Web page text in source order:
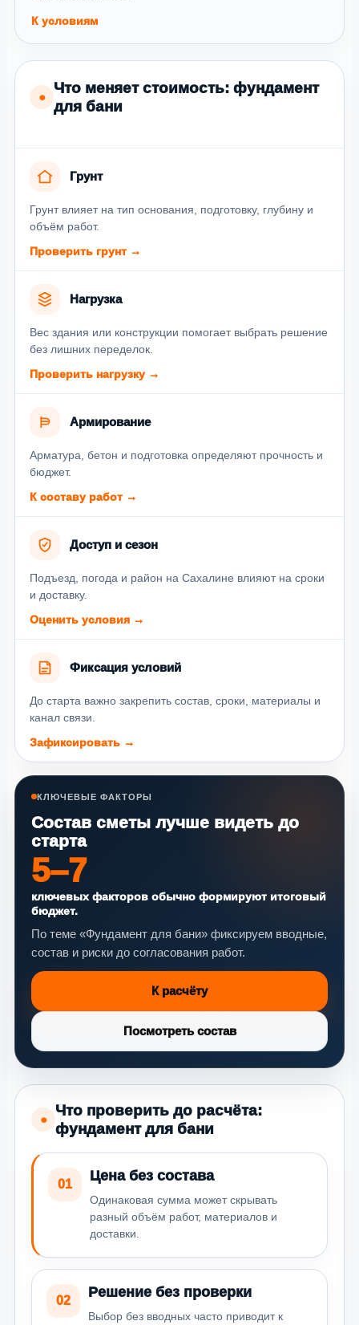
К условиям
●
Что меняет стоимость: фундамент
для бани
Грунт
Грунт влияет на тип основания, подготовку, глубину и
объём работ.
Проверить грунт →
Нагрузка
Вес здания или конструкции помогает выбрать решение
без лишних переделок.
Проверить нагрузку →
Армирование
Арматура, бетон и подготовка определяют прочность и
бюджет.
К составу работ →
Доступ и сезон
Подъезд, погода и район на Сахалине влияют на сроки
и доставку.
Оценить условия →
Фиксация условий
До старта важно закрепить состав, сроки, материалы и
канал связи.
Зафиксировать →
КЛЮЧЕВЫЕ ФАКТОРЫ
Состав сметы лучше видеть до
старта
5–7
ключевых факторов обычно формируют итоговый
бюджет.
По теме «Фундамент для бани» фиксируем вводные,
состав и риски до согласования работ.
К расчёту
Посмотреть состав
●
Что проверить до расчёта:
фундамент для бани
01
Цена без состава
Одинаковая сумма может скрывать
разный объём работ, материалов и
доставки.
02
Решение без проверки
Выбор без вводных часто приводит к